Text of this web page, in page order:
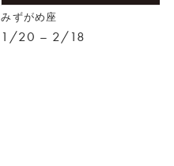
みずがめ座
1/20 – 2/18